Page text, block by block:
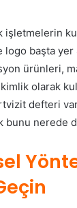
logo başta
ürünleri,
olarak
defteri
bunu nerede